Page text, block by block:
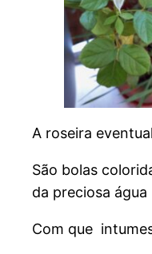
A roseira
São bolas
da preciosa água
Com que